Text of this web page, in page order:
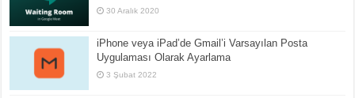
30 Aralık 2020
iPhone veya iPad’de Gmail’i Varsayılan Posta
Uygulaması Olarak Ayarlama
3 Şubat 2022